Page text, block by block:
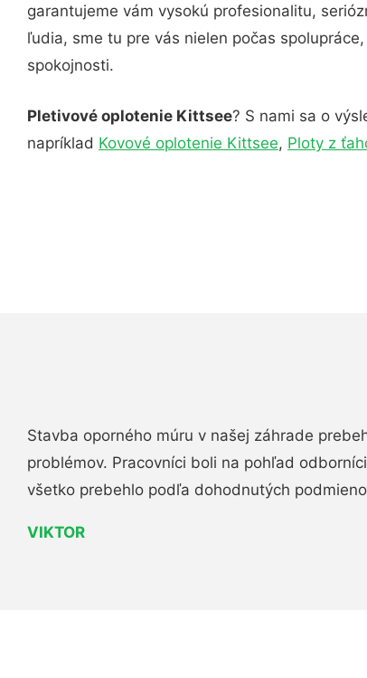
garantujeme vám vysokú profesionalitu,
ľudia, sme tu pre vás nielen počas
spokojnosti.
Pletivové oplotenie Kittsee? S nami sa o
napríklad Kovové oplotenie Kittsee, Ploty z
Stavba oporného múru v našej záhrade
problémov. Pracovníci boli na pohľad
všetko prebehlo podľa dohodnutých
VIKTOR